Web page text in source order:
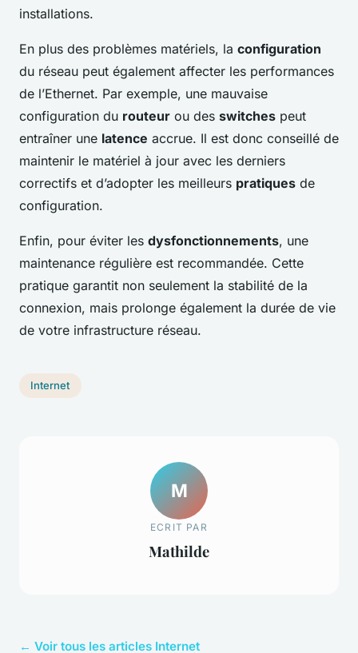
installations.
En plus des problèmes matériels, la configuration
du réseau peut également affecter les performances
de l’Ethernet. Par exemple, une mauvaise
configuration du routeur ou des switches peut
entraîner une latence accrue. Il est donc conseillé de
maintenir le matériel à jour avec les derniers
correctifs et d’adopter les meilleurs pratiques de
configuration.
Enfin, pour éviter les dysfonctionnements, une
maintenance régulière est recommandée. Cette
pratique garantit non seulement la stabilité de la
connexion, mais prolonge également la durée de vie
de votre infrastructure réseau.
Internet
M
ECRIT PAR
Mathilde
← Voir tous les articles Internet